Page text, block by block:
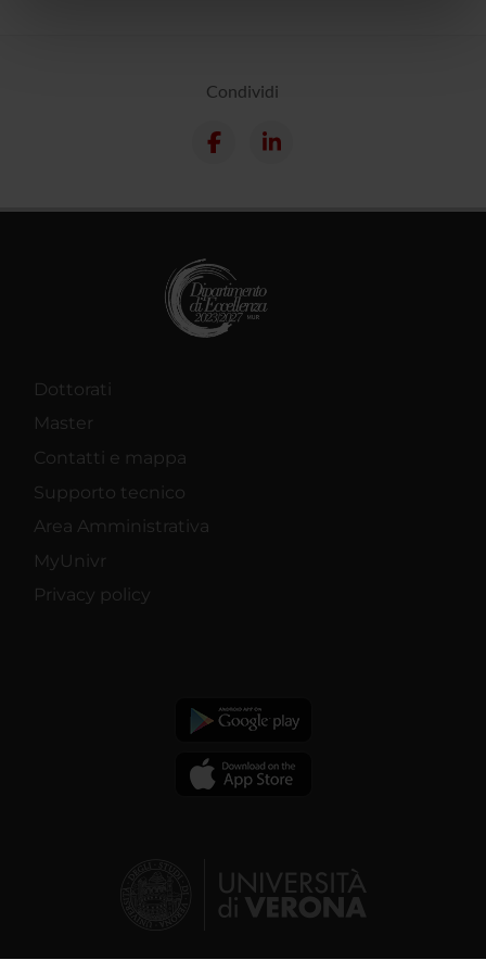
raccolto dal tuo utilizzo dei loro servizi.
Condividi
Dottorati
Master
Contatti e mappa
Supporto tecnico
Area Amministrativa
MyUnivr
Privacy policy